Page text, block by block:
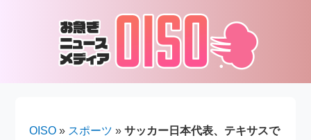
OISO » スポーツ »サッカー日本代表、テキサスで